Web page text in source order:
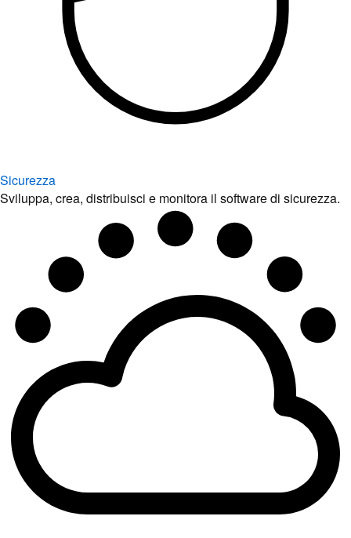
Sicurezza
Sviluppa, crea, distribuisci e monitora il software di sicurezza.